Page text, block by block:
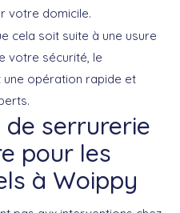
votre domicile.
cela soit suite à une usure
votre sécurité, le
opération rapide et
de serrurerie
pour les
à Woippy